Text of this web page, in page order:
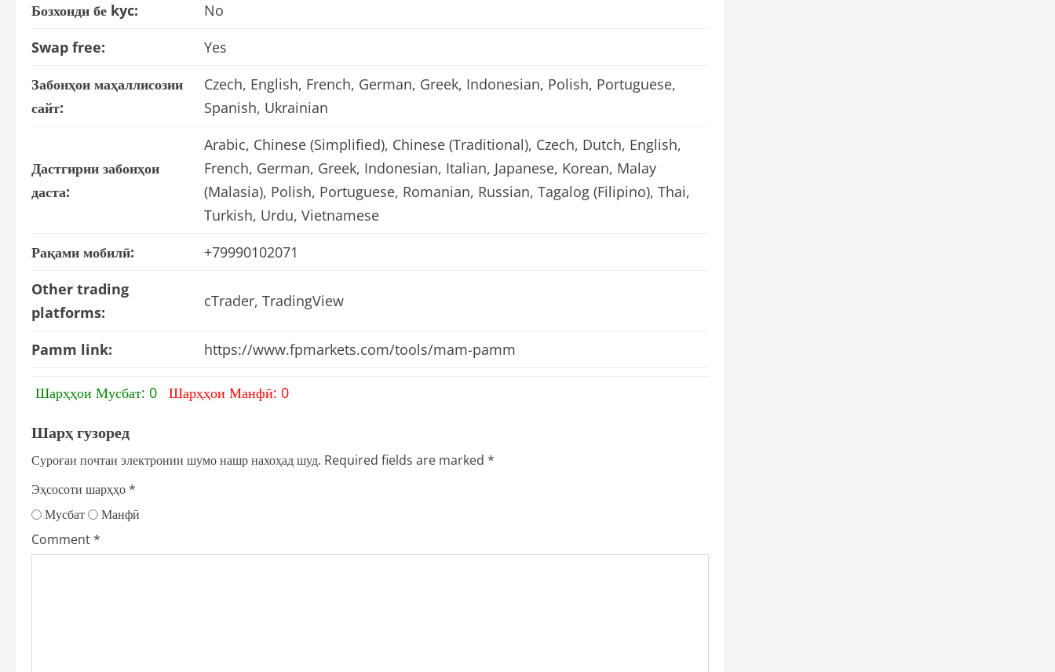
Бозхонди бе kyc:
No
Swap free:
Yes
Забонҳои маҳаллисозии
сайт:
Czech, English, French, German, Greek, Indonesian, Polish, Portuguese,
Spanish, Ukrainian
Дастгирии забонҳои
даста:
Arabic, Chinese (Simplified), Chinese (Traditional), Czech, Dutch, English,
French, German, Greek, Indonesian, Italian, Japanese, Korean, Malay
(Malasia), Polish, Portuguese, Romanian, Russian, Tagalog (Filipino), Thai,
Turkish, Urdu, Vietnamese
Рақами мобилӣ:
+79990102071
Other trading
platforms:
cTrader, TradingView
Pamm link: https://www.fpmarkets.com/tools/mam-pamm
Шарҳҳои Мусбат: 0 Шарҳҳои Манфӣ: 0
Шарҳ гузоред
Суроғаи почтаи электронии шумо нашр нахоҳад шуд. Required fields are marked *
Эҳсосоти шарҳҳо*
Мусбат
Манфӣ
Comment*